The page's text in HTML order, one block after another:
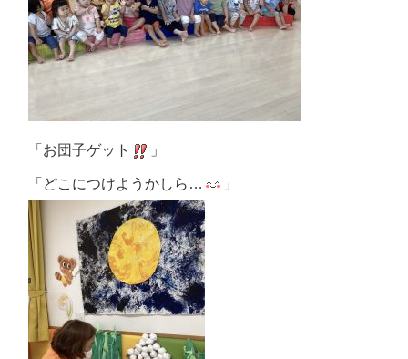
「お団子ゲット 」
「どこにつけようかしら… 」